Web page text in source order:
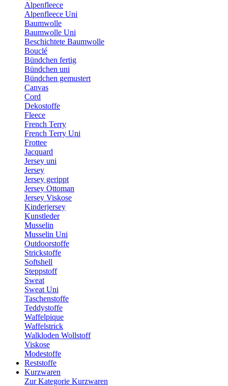
Alpenfleece
Alpenfleece Uni
Baumwolle
Baumwolle Uni
Beschichtete Baumwolle
Bouclé
Bündchen fertig
Bündchen uni
Bündchen gemustert
Canvas
Cord
Dekostoffe
Fleece
French Terry
French Terry Uni
Frottee
Jacquard
Jersey uni
Jersey
Jersey gerippt
Jersey Ottoman
Jersey Viskose
Kinderjersey
Kunstleder
Musselin
Musselin Uni
Outdoorstoffe
Strickstoffe
Softshell
Steppstoff
Sweat
Sweat Uni
Taschenstoffe
Teddystoffe
Waffelpique
Waffelstrick
Walkloden Wollstoff
Viskose
Modestoffe
Reststoffe
Kurzwaren
Zur Kategorie Kurzwaren